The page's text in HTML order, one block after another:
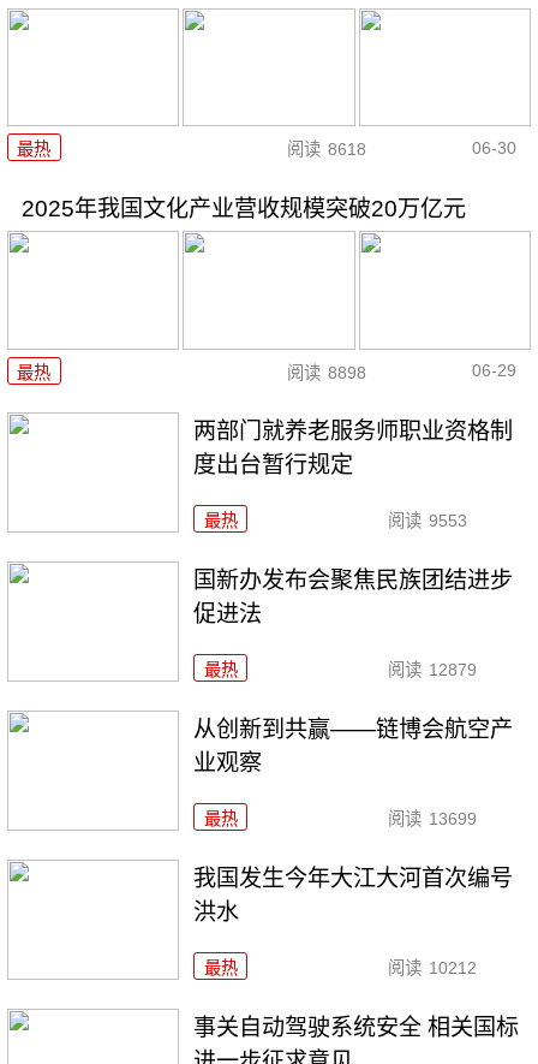
最热 阅读 8618 06-30
2025年我国文化产业营收规模突破20万亿元
最热 阅读 8898 06-29
两部门就养老服务师职业资格制
度出台暂行规定
最热 阅读 9553
国新办发布会聚焦民族团结进步
促进法
最热 阅读 12879
从创新到共赢——链博会航空产
业观察
最热 阅读 13699
我国发生今年大江大河首次编号
洪水
最热 阅读 10212
事关自动驾驶系统安全 相关国标